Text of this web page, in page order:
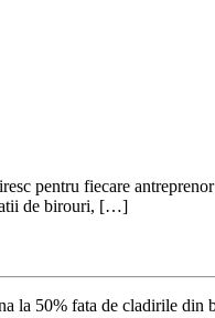
pentru fiecare
de birouri, […]
la 50% fata de cladirile din